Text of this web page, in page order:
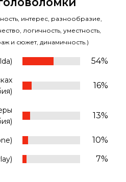
интерес, разнообразие,
логичность, уместность,
и сюжет, динамичность.)
54%
16%
13%
10%
7%